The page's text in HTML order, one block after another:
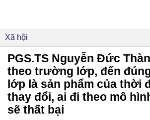
Xã hội
PGS.TS Nguyễn Đức
theo trường lớp, đến
lớp là sản phẩm của thời
thay đổi, ai đi theo mô
sẽ thất bại